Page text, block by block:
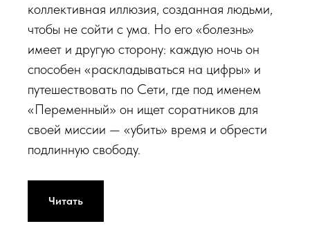
коллективная иллюзия, созданная людьми,
чтобы не сойти с ума. Но его «болезнь»
имеет и другую сторону: каждую ночь он
способен «раскладываться на цифры» и
путешествовать по Сети, где под именем
«Переменный» он ищет соратников для
своей миссии — «убить» время и обрести
подлинную свободу.
Читать